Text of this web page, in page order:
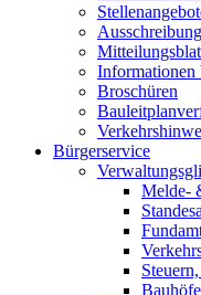
Informationen
Broschüren
Bürgerservice
Melde-
Bauhöfe